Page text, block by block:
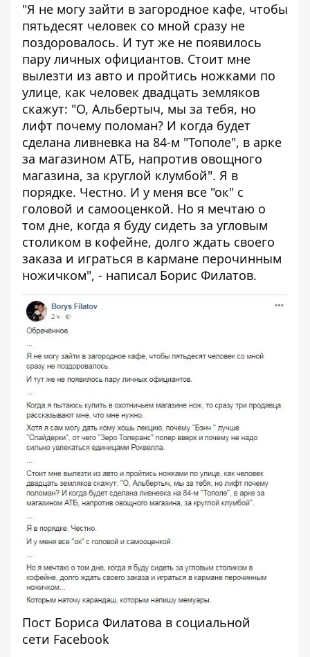
"Я не могу зайти в загородное кафе, чтобы
пятьдесят человек со мной сразу не
поздоровалось. И тут же не появилось
пару личных официантов. Стоит мне
вылезти из авто и пройтись ножками по
улице, как человек двадцать земляков
скажут: "О, Альбертыч, мы за тебя, но
лифт почему поломан? И когда будет
сделана ливневка на 84-м "Тополе", в арке
за магазином АТБ, напротив овощного
магазина, за круглой клумбой". Я в
порядке. Честно. И у меня все "ок" с
головой и самооценкой. Но я мечтаю о
том дне, когда я буду сидеть за угловым
столиком в кофейне, долго ждать своего
заказа и играться в кармане перочинным
ножичком", - написал Борис Филатов.
Пост Бориса Филатова в социальной
сети Facebook